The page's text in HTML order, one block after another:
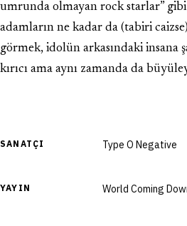
SANATÇI Type O Negative
YAYIN World Coming
umrunda olmayan rock starlar”
adamların ne kadar da (tabiri
görmek, idolün arkasındaki insana
kırıcı ama aynı zamanda da